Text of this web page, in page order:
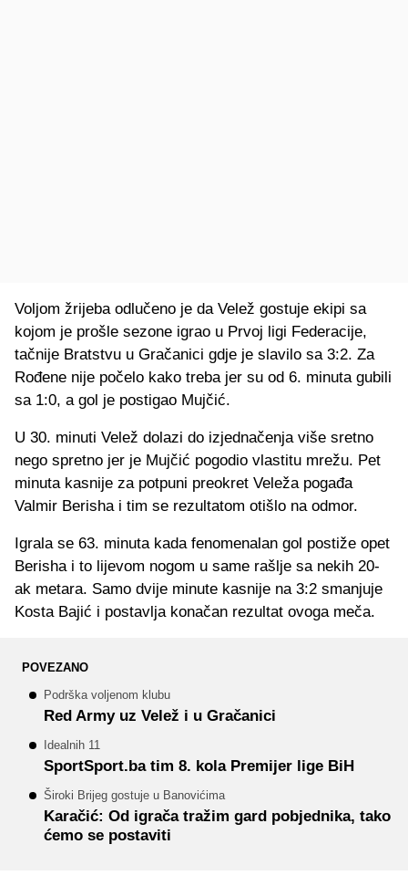
Voljom žrijeba odlučeno je da Velež gostuje ekipi sa
kojom je prošle sezone igrao u Prvoj ligi Federacije,
tačnije Bratstvu u Gračanici gdje je slavilo sa 3:2. Za
Rođene nije počelo kako treba jer su od 6. minuta gubili
sa 1:0, a gol je postigao Mujčić.
U 30. minuti Velež dolazi do izjednačenja više sretno
nego spretno jer je Mujčić pogodio vlastitu mrežu. Pet
minuta kasnije za potpuni preokret Veleža pogađa
Valmir Berisha i tim se rezultatom otišlo na odmor.
Igrala se 63. minuta kada fenomenalan gol postiže opet
Berisha i to lijevom nogom u same rašlje sa nekih 20-
ak metara. Samo dvije minute kasnije na 3:2 smanjuje
Kosta Bajić i postavlja konačan rezultat ovoga meča.
POVEZANO
Podrška voljenom klubu
Red Army uz Velež i u Gračanici
Idealnih 11
SportSport.ba tim 8. kola Premijer lige BiH
Široki Brijeg gostuje u Banovićima
Karačić: Od igrača tražim gard pobjednika, tako
ćemo se postaviti